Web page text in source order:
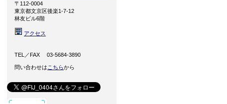
〒112-0004
東京都文京区後楽1-7-12
林友ビル6階
アクセス
TEL／FAX 03-5684-3890
問い合わせは こちらから